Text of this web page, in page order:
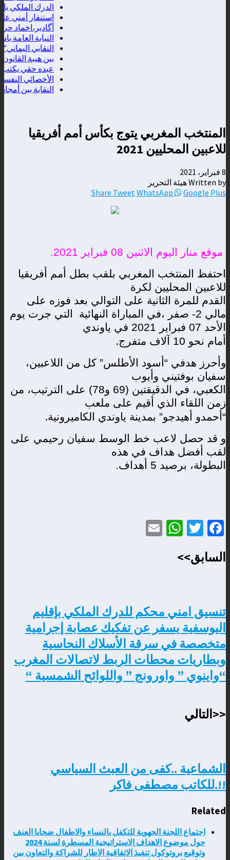
الدرك الملكي
استنفار أمني على
أگادير،اخماد
النيابة العامة
النقابي
بين هيبة القانون
عبده حقي يكتب
الأخصائي النفسي
النقابة بين
المنتخب المغربي يتوج بكأس أمم أفريقيا
للاعبين المحليين 2021
8 فبراير، 2021
Written by هيئة التحرير
Share TweetWhatsApp Google Plus
موقع منار اليوم الاثنين 08 فبراير 2021.
احتفظ المنتخب المغربي بلقب بطل أمم أفريقيا
للاعبين المحليين لكرة
القدم للمرة الثانية على التوالي بعد فوزه على
مالي 2- صفر ،في المباراة النهائية
التي جرت يوم
الأحد 07 فبراير 2021 في ياوندي
أمام نحو 10 آلاف متفرج
.
وأحرز هدفي “أسود الأطلس” كل من اللاعبين،
سفيان بوفتيني وأيوب
الكعبي، في الدقيقتين (69 و78) على الترتيب، من
زمن اللقاء الذي أقيم على ملعب
“أحمدو أهيدجو” بمدينة ياوندي الكاميرونية.
و قد حصل لاعب خط الوسط سفيان رحيمي على
لقب أفضل هداف في هذه
البطولة، برصيد 5 أهداف.
Facebook
Twitter
WhatsApp
السابق>>
تنسيق امني محكم للدرك الملكي بإقليم
اليوسفية يسفر عن تفكيك عصابة إجرامية
متخصصة في سرقة الأسلاك النحاسية
وبطاريات محطات الربط لاتصالات المغرب
“واينوي ” واورونج ” واللوائح الشمسية “
<<التالي
الشماعية ..كفى من العبث السياسي
!!.للكاتب مصطفى فاكر
Related
اجتماع اللجنة الجهوية للتكفل بالنساء والاطفال ضحايا العنف
حول موضوع الاهداف الاستراتيجية المسطرة لسنة 2024
وتوقيع بروتوكول تنفيذ الاتفاقية الاطار للشراكة والتعاون بين